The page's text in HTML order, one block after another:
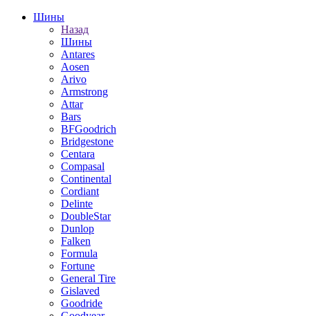
Шины
Назад
Шины
Antares
Aosen
Arivo
Armstrong
Attar
Bars
BFGoodrich
Bridgestone
Centara
Compasal
Continental
Cordiant
Delinte
DoubleStar
Dunlop
Falken
Formula
Fortune
General Tire
Gislaved
Goodride